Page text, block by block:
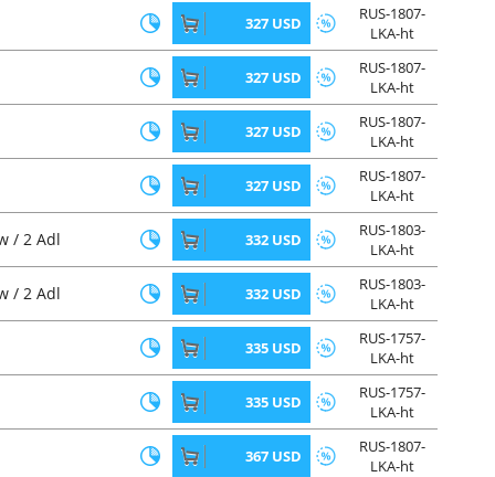
327 USD
RUS-1807-
LKA-ht
327 USD
RUS-1807-
LKA-ht
327 USD
RUS-1807-
LKA-ht
327 USD
RUS-1807-
LKA-ht
/ 2 Adl 332 USD
RUS-1803-
LKA-ht
/ 2 Adl 332 USD
RUS-1803-
LKA-ht
335 USD
RUS-1757-
LKA-ht
335 USD
RUS-1757-
LKA-ht
367 USD
RUS-1807-
LKA-ht